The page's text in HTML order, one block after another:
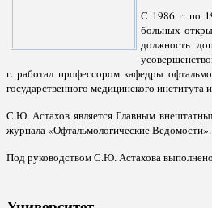
С 1986 г. по
больных
должность
г. работал профессором кафедры
государственного медицинского
С.Ю. Астахов является Главным
журнала «Офтальмологические Ведомости».
Под руководством С.Ю. Астахова